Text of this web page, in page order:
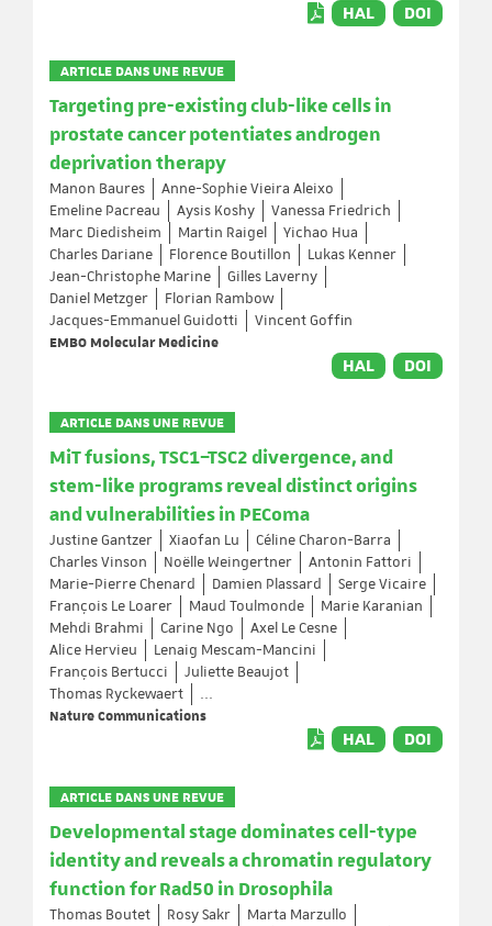
HAL DOI
ARTICLE DANS UNE REVUE
Targeting pre-existing club-like cells in
prostate cancer potentiates androgen
deprivation therapy
Manon Baures
Anne-Sophie Vieira Aleixo
Emeline Pacreau
Aysis Koshy
Vanessa Friedrich
Marc Diedisheim
Martin Raigel
Yichao Hua
Charles Dariane
Florence Boutillon
Lukas Kenner
Jean-Christophe Marine
Gilles Laverny
Daniel Metzger
Florian Rambow
Jacques-Emmanuel Guidotti
Vincent Goffin
EMBO Molecular Medicine
HAL DOI
ARTICLE DANS UNE REVUE
MiT fusions, TSC1–TSC2 divergence, and
stem-like programs reveal distinct origins
and vulnerabilities in PEComa
Justine Gantzer Xiaofan Lu
Céline Charon-Barra
Charles Vinson
Noëlle Weingertner
Antonin Fattori
Marie-Pierre Chenard
Damien Plassard
Serge Vicaire
François Le Loarer
Maud Toulmonde
Marie Karanian
Mehdi Brahmi
Carine Ngo
Axel Le Cesne
Alice Hervieu
Lenaig Mescam-Mancini
François Bertucci
Juliette Beaujot
Thomas Ryckewaert
...
Nature Communications
HAL DOI
ARTICLE DANS UNE REVUE
Developmental stage dominates cell-type
identity and reveals a chromatin regulatory
function for Rad50 in Drosophila
Thomas Boutet Rosy Sakr
Marta Marzullo